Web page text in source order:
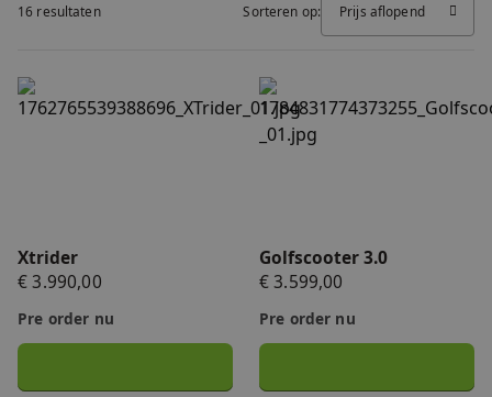
Accu's & Acculaders
Nieuws
16 resultaten Sorteren op: Prijs aflopend
Xtrider
€ 3.990,00
Pre order nu
Xtrider
Golfscooter 3.0
€ 3.599,00
Pre order nu
Golfscooter 3.0